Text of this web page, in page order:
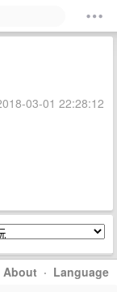
03-01 22:28:12
About · Language